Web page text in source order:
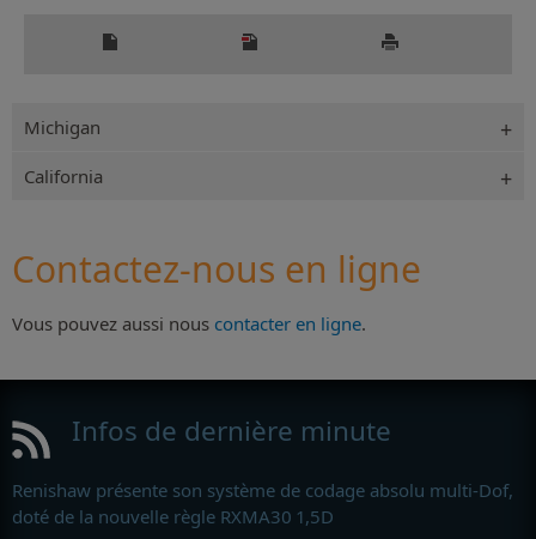
Michigan
California
Contactez-nous en ligne
Vous pouvez aussi nous contacter en ligne.
Infos de dernière minute
Renishaw présente son système de codage absolu multi-Dof,
doté de la nouvelle règle RXMA30 1,5D